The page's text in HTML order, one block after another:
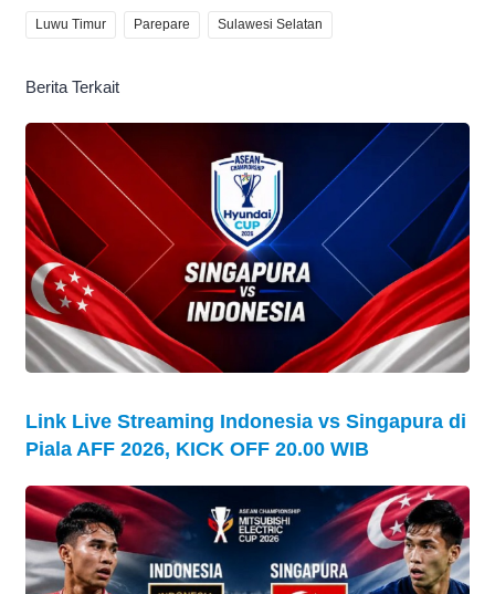
Luwu Timur Parepare Sulawesi Selatan
Berita Terkait
Link Live Streaming Indonesia vs Singapura di
Piala AFF 2026, KICK OFF 20.00 WIB